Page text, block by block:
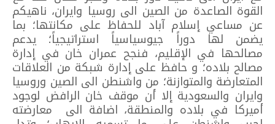
القوة الصاعدة من الصين الى روسيا وايران، ناهيكم
عن مساعي إسلام آباد للحفاظ على مكانتها؛ بما
يضمن لها دوراً جيوسياسياً استراتيجياً؛ يدعم
مصالحها في الإقليم، فنجح عمران خان في إدارة
مصالح بلاده؛ و حافظ على إدارة شبكة من العلاقات
المتعارضة والمتوازنة؛ من واشنطن الى الصين وروسيا
وايران والسعودية إلا أن موقف خان الرافض لوجود
أميركا في بلاده والمنطقة، اضافة الى معارضته